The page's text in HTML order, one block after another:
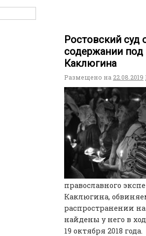
Ростовский суд
содержании
Каклюгина
Размещено на 22.08.2019
православного
Каклюгина,
распространении
найдены у него в
19 октября 2018 года.